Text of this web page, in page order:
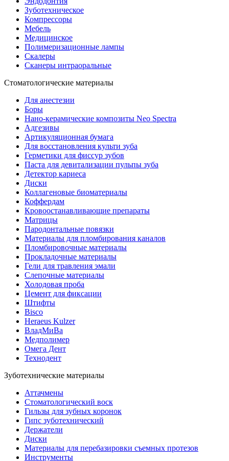
Зуботехническое
Компрессоры
Мебель
Медицинское
Полимеризационные лампы
Скалеры
Сканеры интраоральные
Стоматологические материалы
Для анестезии
Боры
Нано-керамические композиты Neo Spectra
Адгезивы
Артикуляционная бумага
Для восстановления культи зуба
Герметики для фиссур зубов
Паста для девитализации пульпы зуба
Детектор кариеса
Диски
Коллагеновые биоматериалы
Коффердам
Кровоостанавливающие препараты
Матрицы
Пародонтальные повязки
Материалы для пломбирования каналов
Пломбировочные материалы
Прокладочные материалы
Гели для травления эмали
Слепочные материалы
Холодовая проба
Цемент для фиксации
Штифты
Bisco
Heraeus Kulzer
ВладМиВа
Медполимер
Омега Дент
Технодент
Зуботехнические материалы
Аттачмены
Стоматологический воск
Гильзы для зубных коронок
Гипс зуботехнический
Держатели
Диски
Материалы для перебазировки съемных протезов
Инструменты